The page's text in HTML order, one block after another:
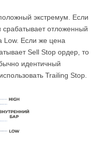
экстремум. Если
срабатывает отложенный
Low. Если же цена
Sell Stop ордер, то
идентичный
Trailing Stop.